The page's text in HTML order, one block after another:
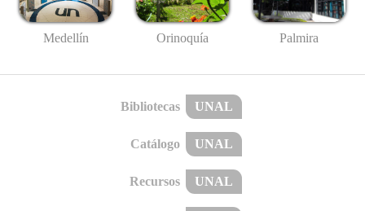
Medellín Orinoquía Palmira
Bibliotecas UNAL
Catálogo UNAL
Recursos UNAL